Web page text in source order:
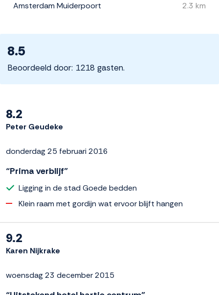
Amsterdam Muiderpoort
2.3 km
8.5
Beoordeeld door: 1218 gasten.
8.2
Peter Geudeke
donderdag 25 februari 2016
“Prima verblijf”
Ligging in de stad Goede bedden
Klein raam met gordijn wat ervoor blijft hangen
9.2
Karen Nijkrake
woensdag 23 december 2015